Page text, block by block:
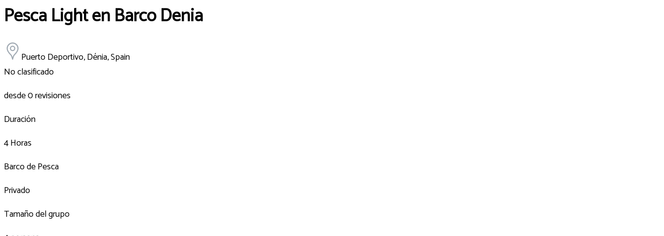
Pesca Light en Barco Denia
Puerto Deportivo, Dénia, Spain
No clasificado
desde 0 revisiones
Duración
4 Horas
Barco de Pesca
Privado
Tamaño del grupo